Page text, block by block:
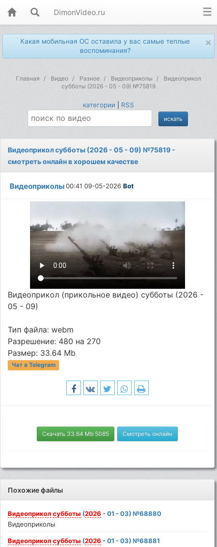
DimonVideo.ru
×
Какая мобильная ОС оставила у вас самые теплые
воспоминания?
Главная Видео Разное Видеоприколы
Видеоприкол
субботы (2026 - 05 - 09) №75819
категории RSS
Видеоприкол субботы (2026 - 05 - 09) №75819 -
смотреть онлайн в хорошем качестве
Видеоприколы00:41 09-05-2026Bot
Видеоприкол (прикольное видео) субботы (2026 -
05 - 09)
Тип файла: webm
Разрешение: 480 на 270
Размер: 33.64 Mb
Чат в Telegram
Скачать 33.64 Mb 5085 Смотреть онлайн
Похожие файлы
Видеоприкол субботы (2026 - 01 - 03) №68880
Видеоприколы
Видеоприкол субботы (2026 - 01 - 03) №68881